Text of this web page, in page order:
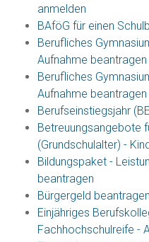
anmelden
BAföG für einen
Berufliches
Aufnahme beantragen
Berufliches
Aufnahme beantragen
Berufseinstiegsjahr
Betreuungsangebote
(Grundschulalter) -
Bildungspaket -
beantragen
Bürgergeld beantragen
Einjähriges
Fachhochschulreife -